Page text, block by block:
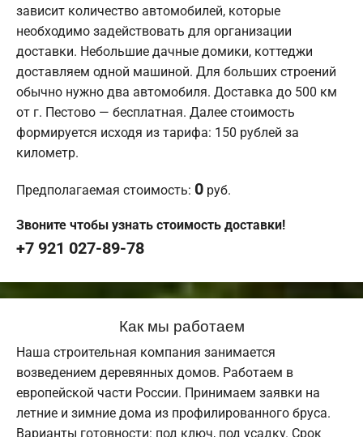
зависит количество автомобилей, которые
необходимо задействовать для организации
доставки. Небольшие дачные домики, коттеджи
доставляем одной машиной. Для больших строений
обычно нужно два автомобиля. Доставка до 500 км
от г. Пестово — бесплатная. Далее стоимость
формируется исходя из тарифа: 150 рублей за
километр.
Предполагаемая стоимость: 0 руб.
Звоните чтобы узнать стоимость доставки!
+7 921 027-89-78
Как мы работаем
Наша строительная компания занимается
возведением деревянных домов. Работаем в
европейской части России. Принимаем заявки на
летние и зимние дома из профилированного бруса.
Варианты готовности: под ключ, под усадку. Срок